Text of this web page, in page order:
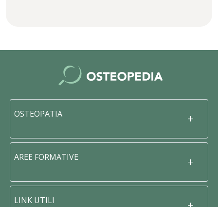
OSTEOPATIA
AREE FORMATIVE
LINK UTILI